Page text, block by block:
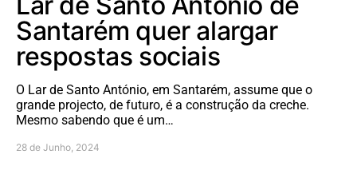
Santarém quer alargar
respostas sociais
O Lar de Santo António, em Santarém, assume que o
grande projecto, de futuro, é a construção da creche.
Mesmo sabendo que é um…
28 de Junho, 2024